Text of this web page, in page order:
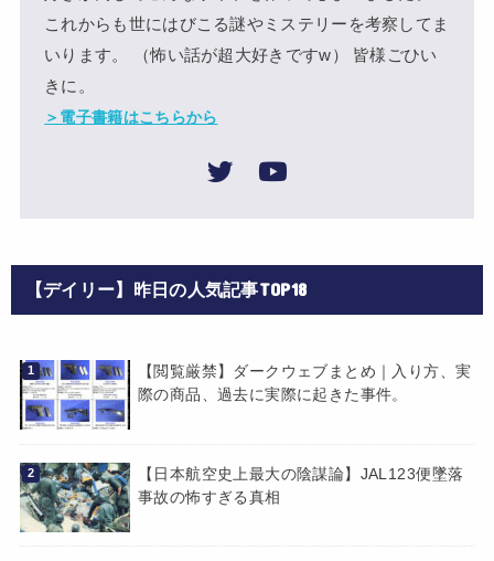
これからも世にはびこる謎やミステリーを考察してま
いります。 （怖い話が超大好きですw） 皆様ごひい
きに。
＞電子書籍はこちらから
【デイリー】昨日の人気記事TOP18
【閲覧厳禁】ダークウェブまとめ｜入り方、実
際の商品、過去に実際に起きた事件。
【日本航空史上最大の陰謀論】JAL123便墜落
事故の怖すぎる真相